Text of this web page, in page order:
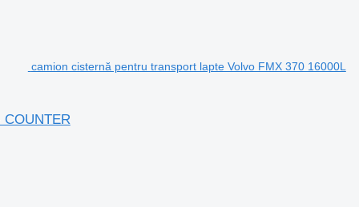
camion cisternă pentru transport lapte Volvo FMX 370 16000L
COUNTER